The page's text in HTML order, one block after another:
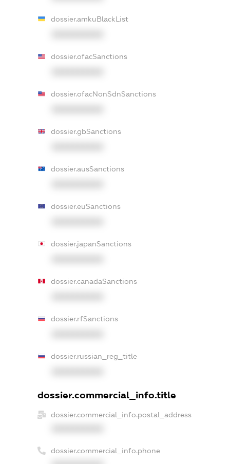
dossier.amkuBlackList
dossier.ofacSanctions
dossier.ofacNonSdnSanctions
dossier.gbSanctions
dossier.ausSanctions
dossier.euSanctions
dossier.japanSanctions
dossier.canadaSanctions
dossier.rfSanctions
dossier.russian_reg_title
dossier.commercial_info.title
dossier.commercial_info.postal_address
dossier.commercial_info.phone